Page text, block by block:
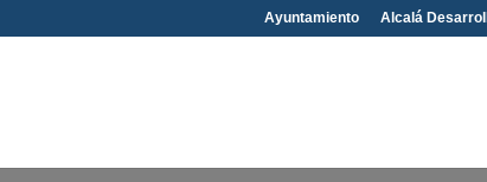
Ayuntamiento Alcalá